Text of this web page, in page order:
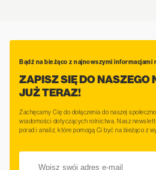
Bądź na bieżąco z najnowszymi informacjami
ZAPISZ SIĘ DO NASZEGO
JUŻ TERAZ!
Zachęcamy Cię do dołączenia do naszej
wiadomości dotyczących rolnictwa. Nasz
porad i analiz, które pomogą Ci być na bieżąco z